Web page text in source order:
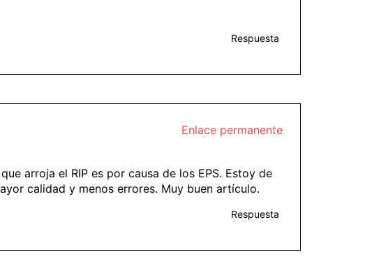
Respuesta
Enlace permanente
arroja el RIP es por causa de los EPS. Estoy de
calidad y menos errores. Muy buen artículo.
Respuesta